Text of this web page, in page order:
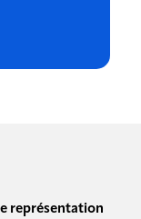
représentation